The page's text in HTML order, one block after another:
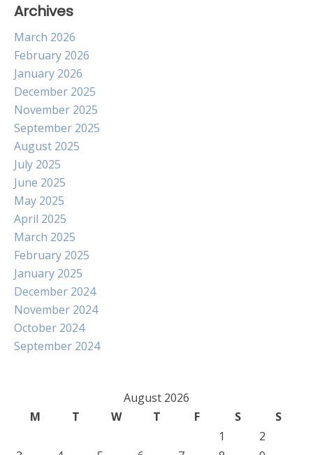
Archives
March 2026
February 2026
January 2026
December 2025
November 2025
September 2025
August 2025
July 2025
June 2025
May 2025
April 2025
March 2025
February 2025
January 2025
December 2024
November 2024
October 2024
September 2024
August 2026
M
T W T F S
S
1
2